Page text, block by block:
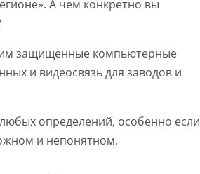
А чем конкретно вы
защищенные компьютерные
и видеосвязь для заводов и
определений, особенно если
и непонятном.